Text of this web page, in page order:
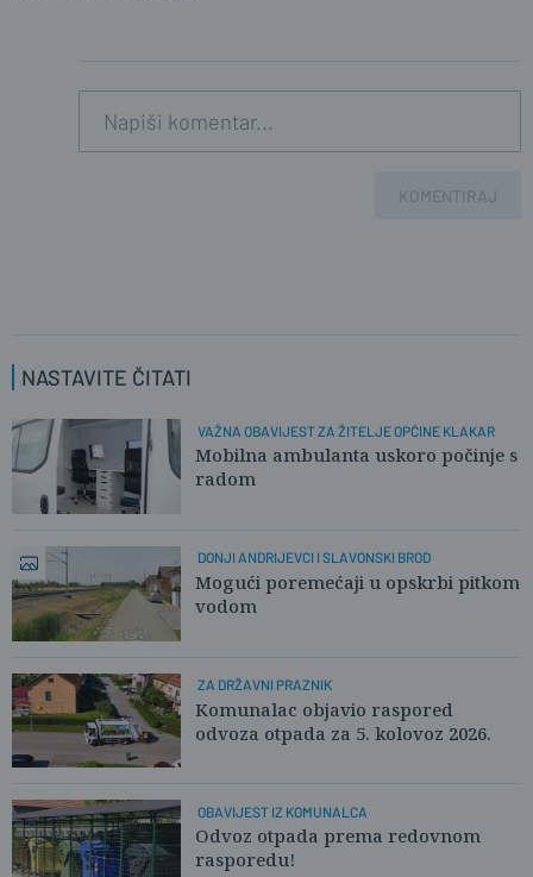
KOMENTIRAJ
NASTAVITE ČITATI
VAŽNA OBAVIJEST ZA ŽITELJE OPĆINE KLAKAR
Mobilna ambulanta uskoro počinje s
radom
DONJI ANDRIJEVCI I SLAVONSKI BROD
Mogući poremećaji u opskrbi pitkom
vodom
ZA DRŽAVNI PRAZNIK
Komunalac objavio raspored
odvoza otpada za 5. kolovoz 2026.
OBAVIJEST IZ KOMUNALCA
Odvoz otpada prema redovnom
rasporedu!